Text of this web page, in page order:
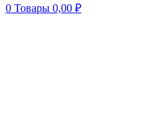
0 Товары 0,00 ₽